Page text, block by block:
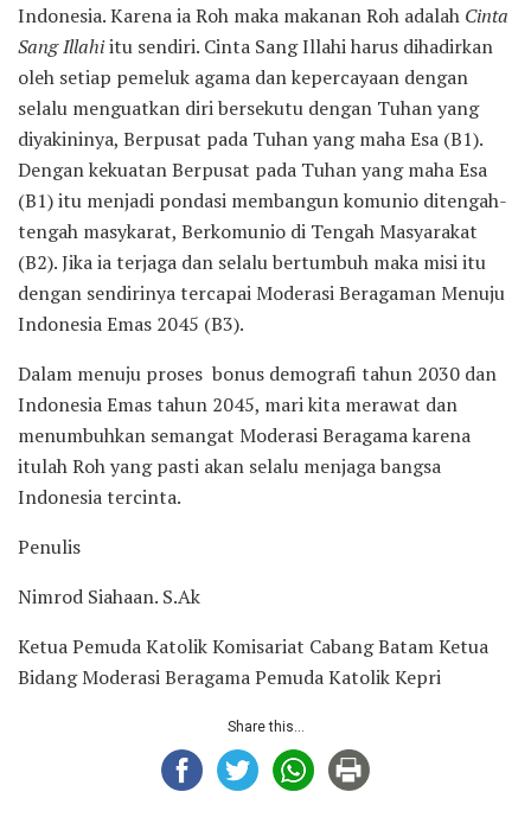
Indonesia. Karena ia Roh maka makanan Roh adalah Cinta
Sang Illahiitu sendiri. Cinta Sang Illahi harus dihadirkan
oleh setiap pemeluk agama dan kepercayaan dengan
selalu menguatkan diri bersekutu dengan Tuhan yang
diyakininya, Berpusat pada Tuhan yang maha Esa (B1).
Dengan kekuatan Berpusat pada Tuhan yang maha Esa
(B1) itu menjadi pondasi membangun komunio ditengah-
tengah masykarat, Berkomunio di Tengah Masyarakat
(B2). Jika ia terjaga dan selalu bertumbuh maka misi itu
dengan sendirinya tercapai Moderasi Beragaman Menuju
Indonesia Emas 2045 (B3).
Dalam menuju proses bonus demografi tahun 2030 dan
Indonesia Emas tahun 2045, mari kita merawat dan
menumbuhkan semangat Moderasi Beragama karena
itulah Roh yang pasti akan selalu menjaga bangsa
Indonesia tercinta.
Penulis
Nimrod Siahaan. S.Ak
Ketua Pemuda Katolik Komisariat Cabang Batam Ketua
Bidang Moderasi Beragama Pemuda Katolik Kepri
Share this...